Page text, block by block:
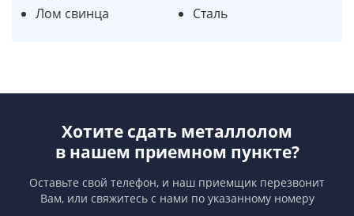
Лом свинца
Сталь
Хотите сдать металлолом
в нашем приемном пункте?
Оставьте свой телефон, и наш приемщик перезвонит
Вам, или свяжитесь с нами по указанному номеру